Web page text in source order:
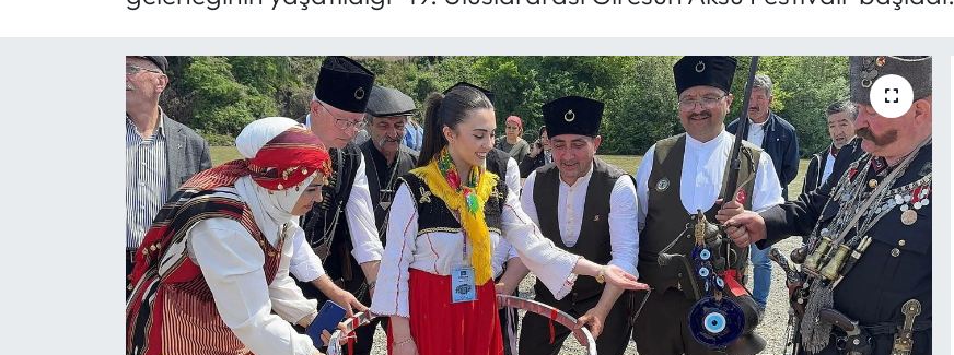
Magazin
Mektup Galeri
Röportaj
Köşe Yazıları
Karikatür Galeri
Haber Arşivi